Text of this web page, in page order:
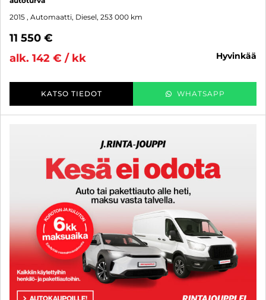
2015 , Automaatti, Diesel, 253 000 km
11 550 €
alk. 142 € / kk
hyvinkää
KATSO TIEDOT WHATSAPP